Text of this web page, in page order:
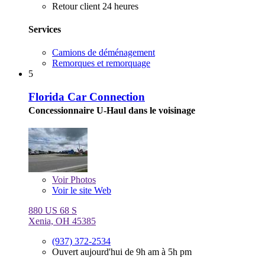
Retour client 24 heures
Services
Camions de déménagement
Remorques et remorquage
5
Florida Car Connection
Concessionnaire U-Haul dans le voisinage
VoirPhotos
Voir le site Web
880 US 68 S
Xenia, OH 45385
(937) 372-2534
Ouvert aujourd'hui de 9h am à 5h pm